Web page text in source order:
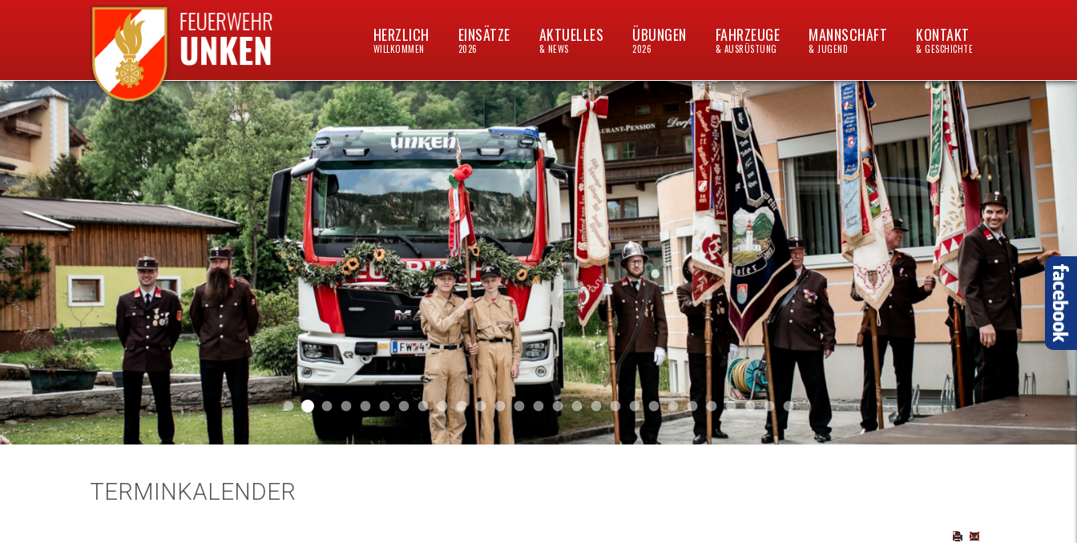
HERZLICH
WILLKOMMEN
EINSÄTZE
2026
AKTUELLES
& NEWS
ÜBUNGEN
2026
FAHRZEUGE
& AUSRÜSTUNG
MANNSCHAFT
& JUGEND
KONTAKT
& GESCHICHTE
Aktuell 046Aktuell 047
Start 011Aktuell 044
Aktuell 043
Aktuell 041
Aktuell 042
Aktuell 035
Aktuell 031
Aktuell 032
Aktuell 033
Aktuell 029
Aktuell 027
Aktuell 026
Start 013Aktuell 024
Aktuell 019
Auto 010Start 010
Start 002Auto 002Auto 009Auto 006Start 008Start 005
Start 003Start 006
TERMINKALENDER